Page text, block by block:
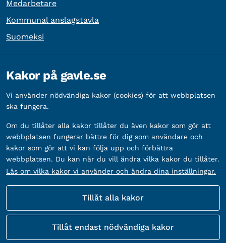
Medarbetare
Kommunal anslagstavla
Suomeksi
Organisationsnummer: 212000-2338
Bankgironummer: 5888-2333
Fler sätt att följa oss
Kakor på gavle.se
Vi använder nödvändiga kakor (cookies) för att webbplatsen
ska fungera.
Om du tillåter alla kakor tillåter du även kakor som gör att
webbplatsen fungerar bättre för dig som användare och
kakor som gör att vi kan följa upp och förbättra
webbplatsen. Du kan när du vill ändra vilka kakor du tillåter.
Läs om vilka kakor vi använder och ändra dina inställningar.
Tillåt alla kakor
Tillåt endast nödvändiga kakor